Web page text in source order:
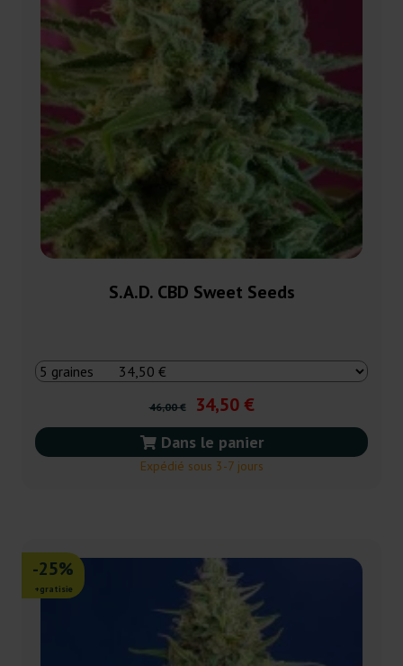
S.A.D. CBD Sweet Seeds
46,00 € 34,50 €
Dans le panier
Expédié sous 3-7 jours
-25%
+gratisie